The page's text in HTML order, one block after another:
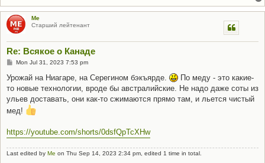
Me
Старший лейтенант
Re: Всякое о Канаде
P
s
Mon Jul 31, 2023 7:53 pm
Урожай на Ниагаре, на Серегином бэкъярде.
По меду - это какие-
то новые технологии, вроде бы австралийские. Не надо даже соты из
ульев доставать, они как-то сжимаются прямо там, и льется чистый
мед!
https://youtube.com/shorts/0dsfQpTcXHw
Last edited by Me on Thu Sep 14, 2023 2:34 pm, edited 1 time in total.